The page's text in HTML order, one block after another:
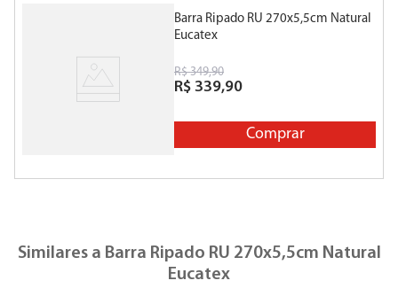
Barra Ripado RU 270x5,5cm Natural
Eucatex
R$ 349,90
R$ 339,90
Comprar
Similares a Barra Ripado RU 270x5,5cm Natural
Eucatex